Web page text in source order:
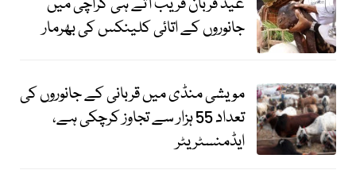
جانوروں کے اتائی کلینکس کی بھرمار
مویشی منڈی میں قربانی کے جانوروں کی
تعداد 55 ہزار سے تجاوز کرچکی ہے،
ایڈمنسٹریٹر